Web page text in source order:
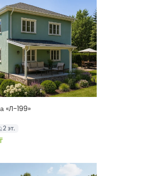
«Л-199»
2 эт.